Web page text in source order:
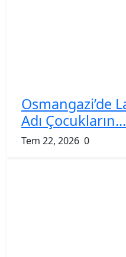
Osmangazi’de
Adı Çocukların...
Tem 22, 2026 0